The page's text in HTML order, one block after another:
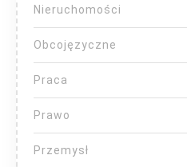
Nieruchomości
Obcojęzyczne
Praca
Prawo
Przemysł